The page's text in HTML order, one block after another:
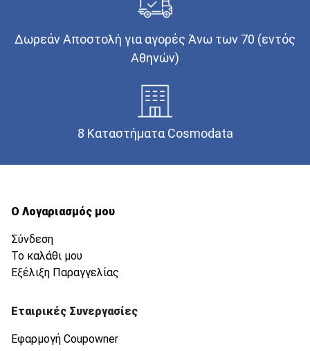
Δωρεάν Αποστολή για αγορές Άνω των 70 (εντός
Αθηνών)
8 Καταστήματα Cosmodata
Ο Λογαριασμός μου
Σύνδεση
Το καλάθι μου
Εξέλιξη Παραγγελίας
Εταιρικές Συνεργασίες
Εφαρμογή Coupowner